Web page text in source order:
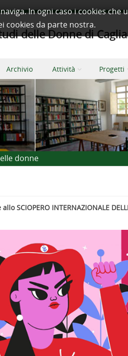
delle Donne di
Archivio Attività Progetti
donne
SCIOPERO INTERNAZIONALE
In ogni caso i cookies
cookies da parte nostra.